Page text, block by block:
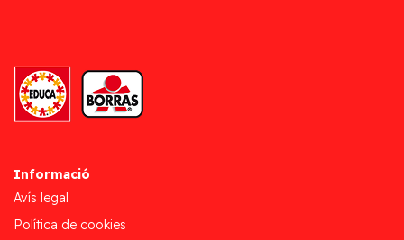
Informació
Avís legal
Política de cookies